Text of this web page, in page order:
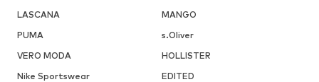
LASCANA
MANGO
PUMA
s.Oliver
VERO MODA
HOLLISTER
Nike Sportswear
EDITED